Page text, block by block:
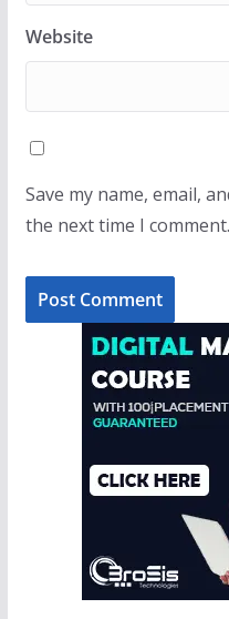
Website
Save my name, email,
the next time I comment.